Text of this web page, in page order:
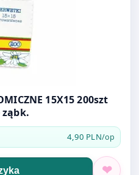
15X15 200szt
ząbk.
4,90 PLN/op